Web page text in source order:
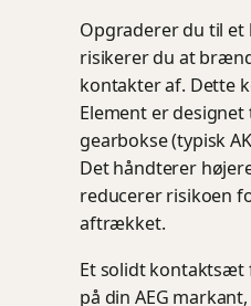
Opgraderer du til
risikerer du at
kontakter af. Dette
Element er designet
gearbokse (typisk
Det håndterer
reducerer risikoen
aftrækket.
Et solidt
på din AEG